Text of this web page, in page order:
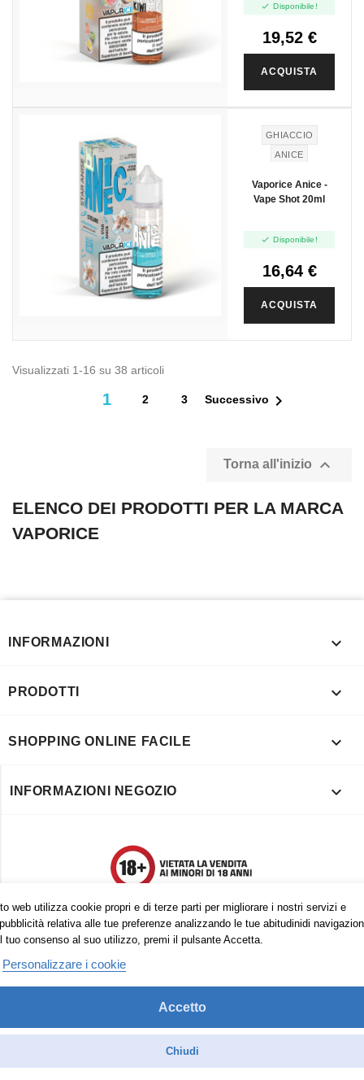
 Disponibile!
19,52 €
ACQUISTA
GHIACCIO
ANICE
Vaporice Anice -
Vape Shot 20ml
 Disponibile!
16,64 €
ACQUISTA
Visualizzati 1-16 su 38 articoli
1 2 3 Successivo 
Torna all'inizio 
ELENCO DEI PRODOTTI PER LA MARCA
VAPORICE
web utilizza cookie propri e di terze parti per migliorare i nostri servizi e
relativa alle tue preferenze analizzando le tue abitudinidi
tuo consenso al suo utilizzo, premi il pulsante Accetta.
Personalizzare i cookie
Accetto
Chiudi
INFORMAZIONI 
PRODOTTI 
SHOPPING ONLINE FACILE 
INFORMAZIONI NEGOZIO 
Trovaci anche su: